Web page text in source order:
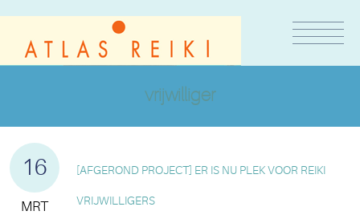
vrijwilliger
16
MRT
[AFGEROND PROJECT] ER IS NU PLEK VOOR REIKI
VRIJWILLIGERS